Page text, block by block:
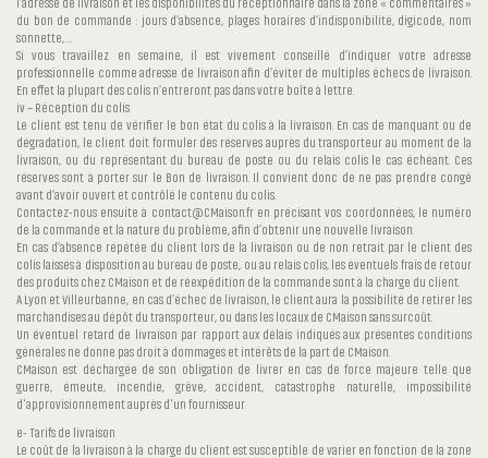
l’adresse de livraison et les disponibilités du réceptionnaire dans la zone « commentaires »
du bon de commande : jours d’absence, plages horaires d’indisponibilité, digicode, nom
sonnette, …
Si vous travaillez en semaine, il est vivement conseillé d’indiquer votre adresse
professionnelle comme adresse de livraison afin d’éviter de multiples échecs de livraison.
En effet la plupart des colis n’entreront pas dans votre boîte à lettre.
iv – Réception du colis
Le client est tenu de vérifier le bon état du colis à la livraison. En cas de manquant ou de
dégradation, le client doit formuler des réserves auprès du transporteur au moment de la
livraison, ou du représentant du bureau de poste ou du relais colis le cas échéant. Ces
réserves sont à porter sur le Bon de livraison. Il convient donc de ne pas prendre congé
avant d’avoir ouvert et contrôlé le contenu du colis.
Contactez-nous ensuite à contact@CMaison.fr en précisant vos coordonnées, le numéro
de la commande et la nature du problème, afin d’obtenir une nouvelle livraison.
En cas d’absence répétée du client lors de la livraison ou de non retrait par le client des
colis laissés à disposition au bureau de poste, ou au relais colis, les éventuels frais de retour
des produits chez CMaison et de réexpédition de la commande sont à la charge du client.
A Lyon et Villeurbanne, en cas d’échec de livraison, le client aura la possibilité de retirer les
marchandises au dépôt du transporteur, ou dans les locaux de CMaison sans surcoût.
Un éventuel retard de livraison par rapport aux délais indiqués aux présentes conditions
générales ne donne pas droit à dommages et intérêts de la part de CMaison.
CMaison est déchargée de son obligation de livrer en cas de force majeure telle que
guerre, émeute, incendie, grève, accident, catastrophe naturelle, impossibilité
d'approvisionnement auprès d'un fournisseur.
e- Tarifs de livraison
Le coût de la livraison à la charge du client est susceptible de varier en fonction de la zone